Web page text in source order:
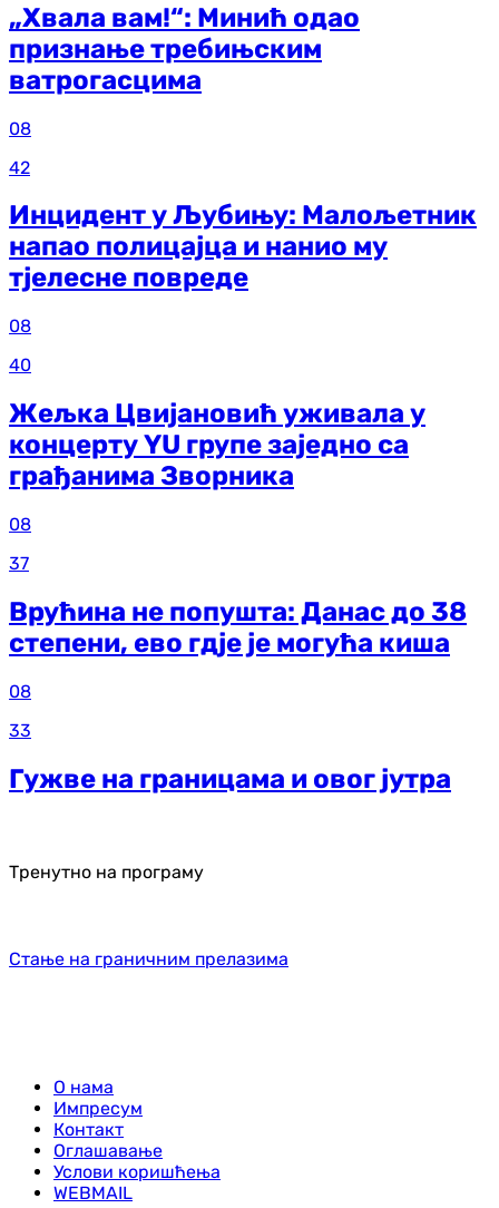
„Хвала вам!“: Минић одао
признање требињским
ватрогасцима
08
42
Инцидент у Љубињу: Малољетник
напао полицајца и нанио му
тјелесне повреде
08
40
Жељка Цвијановић уживала у
концерту YU групе заједно са
грађанима Зворника
08
37
Врућина не попушта: Данас до 38
степени, ево гдје је могућа киша
08
33
Гужве на границама и овог јутра
Тренутно на програму
Стање на граничним прелазима
О нама
Импресум
Контакт
Оглашавање
Услови коришћења
WEBMAIL